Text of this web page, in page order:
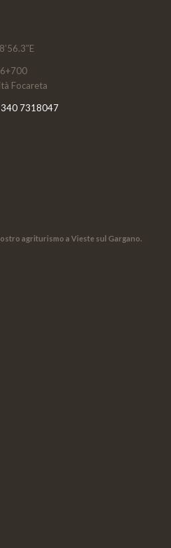
Focareta
340 7318047
agriturismo a Vieste sul Gargano.